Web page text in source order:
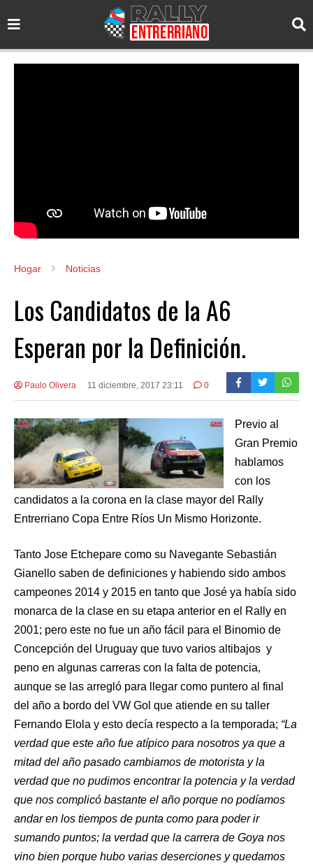
Hogar Noticias
Los Candidatos de la A6
Esperan por la Definición.
Paulo Olivera 11 diciembre, 2017 23:11 0
Previo al
Gran Premio
hablamos
con los
candidatos a la corona en la clase mayor del Rally
Entrerriano Copa Entre Ríos Un Mismo Horizonte.
Tanto Jose Etchepare como su Navegante Sebastián
Gianello saben de definiciones y habiendo sido ambos
campeones 2014 y 2015 en tanto que José ya había sido
monarca de la clase en su etapa anterior en el Rally en
2001; pero este no fue un año fácil para el Binomio de
Concepción del Uruguay que tuvo varios altibajos y
peno en algunas carreras con la falta de potencia,
aunque se las arregló para llegar como puntero al final
del año a bordo del VW Gol que atiende en su taller
Fernando Elola y esto decía respecto a la temporada; “La
verdad que este año fue atípico para nosotros ya que a
mitad del año pasado cambiamos de motorista y la
verdad que no pudimos encontrar la potencia y la verdad
que nos complicó bastante el año porque no podíamos
andar en los tiempos de punta como para poder ir
sumando puntos; la verdad que la carrera de Goya nos
vino bien porque hubo varias deserciones y quedamos